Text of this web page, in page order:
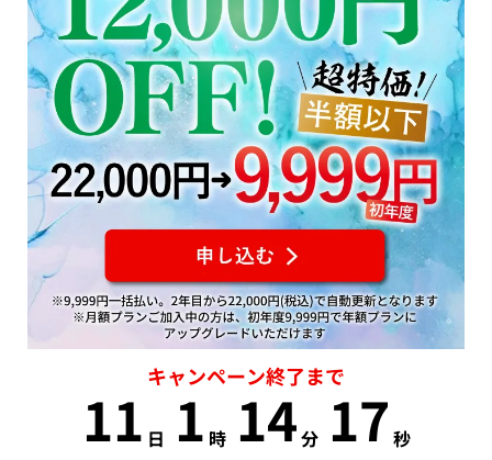
キャンペーン終了まで
11 日 1 時 14分 16 秒